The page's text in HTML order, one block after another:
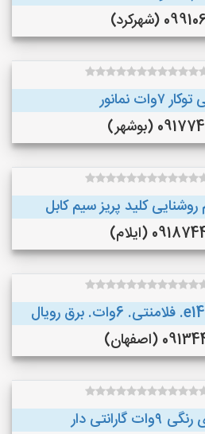
(شهرکرد)
نمانور
(بوشهر)
روشنایی کلید پریز سیم کابل
(ایلام)
(اصفهان)
دار